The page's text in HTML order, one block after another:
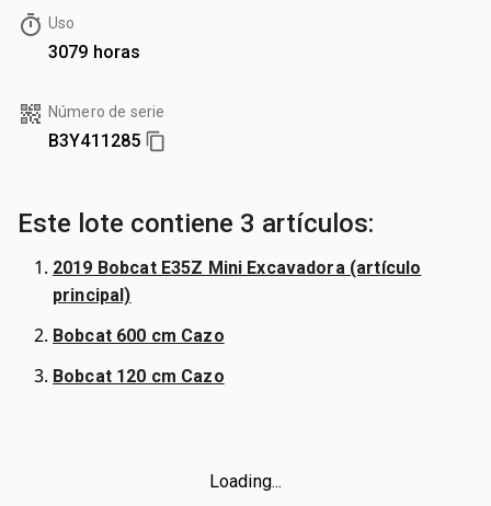
Uso
3079 horas
Número de serie
B3Y411285
Este lote contiene 3 artículos:
2019 Bobcat E35Z Mini Excavadora (artículo
principal)
Bobcat 600 cm Cazo
Bobcat 120 cm Cazo
Loading...